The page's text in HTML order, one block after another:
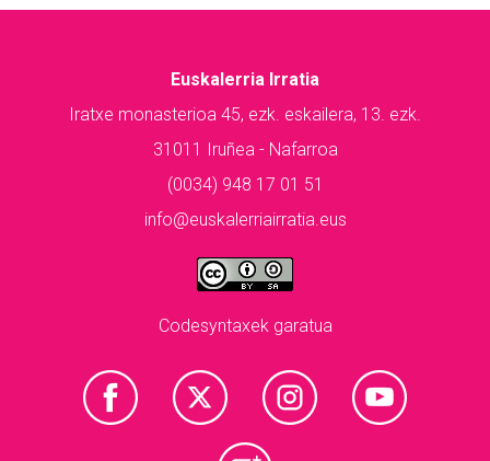
Euskalerria Irratia
Iratxe monasterioa 45, ezk. eskailera, 13. ezk.
31011 Iruñea - Nafarroa
(0034) 948 17 01 51
info@euskalerriairratia.eus
Codesyntaxek garatua